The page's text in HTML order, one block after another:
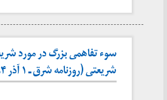
سوء تفاهمی بزرگ در مورد
شریعتی (روزنامه شرق ـ ۱ آذر ۱۳۹۴)